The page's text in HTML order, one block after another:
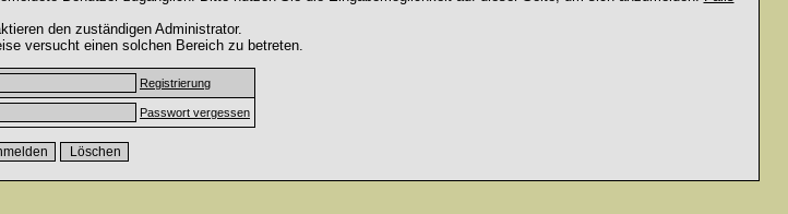
den zuständigen Administrator.
versucht einen solchen Bereich zu betreten.
Registrierung
Passwort vergessen